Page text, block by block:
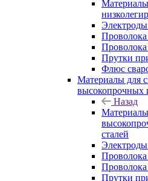
Прутки
Флюс
Материалы для
высокопрочных
Назад
сталей
Прутки